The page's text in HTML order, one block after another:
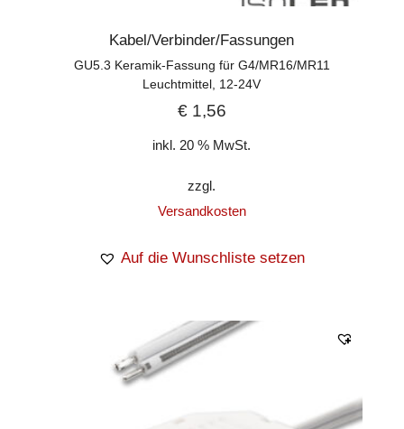
Kabel/Verbinder/Fassungen
GU5.3 Keramik-Fassung für G4/MR16/MR11
Leuchtmittel, 12-24V
€1,56
inkl. 20 % MwSt.
zzgl.
Versandkosten
Auf die Wunschliste setzen